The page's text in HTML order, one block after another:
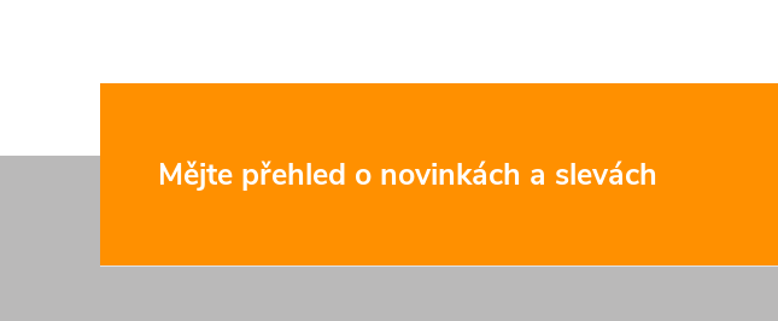
v
p
Mějte přehled o novinkách a slevách